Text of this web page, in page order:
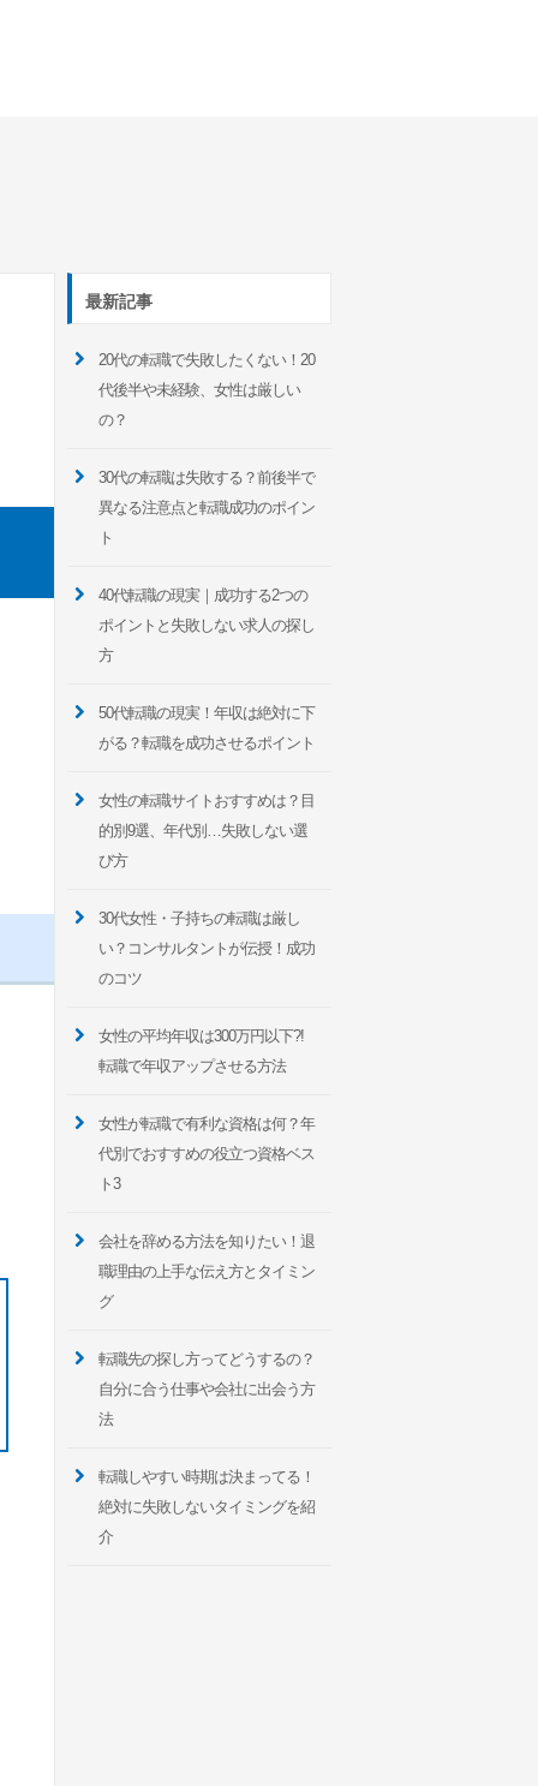
最新記事
20代の転職で失敗したくない！20
代後半や未経験、女性は厳しい
の？
30代の転職は失敗する？前後半で
異なる注意点と転職成功のポイン
ト
40代転職の現実｜成功する2つの
ポイントと失敗しない求人の探し
方
50代転職の現実！年収は絶対に下
がる？転職を成功させるポイント
女性の転職サイトおすすめは？目
的別9選、年代別…失敗しない選
び方
30代女性・子持ちの転職は厳し
い？コンサルタントが伝授！成功
のコツ
女性の平均年収は300万円以下?!
転職で年収アップさせる方法
女性が転職で有利な資格は何？年
代別でおすすめの役立つ資格ベス
ト3
会社を辞める方法を知りたい！退
職理由の上手な伝え方とタイミン
グ
転職先の探し方ってどうするの？
自分に合う仕事や会社に出会う方
法
転職しやすい時期は決まってる！
絶対に失敗しないタイミングを紹
介